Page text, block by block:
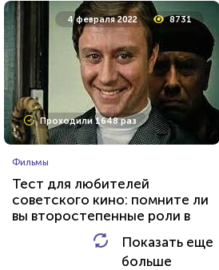
26 июля 2021
Проходили 8033 раза
Тест по игре Dota 2
Пройти тест
4 февраля 2022 8731
Проходили 1648 раз
Фильмы
Тест для любителей
советского кино: помните ли
вы второстепенные роли в
знаменитых фильмах?
AlexYasnovidov HTML - код
Показать еще
больше